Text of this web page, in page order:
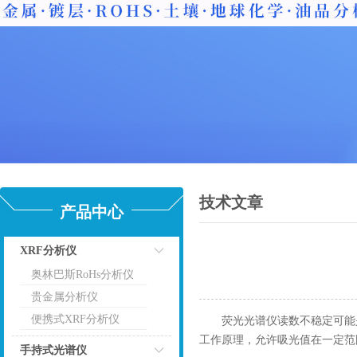
产品中心
XRF分析仪
点击
奥林巴斯RoHs分析仪
贵金属分析仪
便携式XRF分析仪
手持式光谱仪
技术文章
荧光光谱仪读数不稳定可
工作原理，允许吸光值在一定